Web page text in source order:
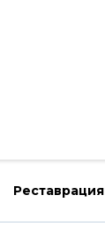
Реставрация